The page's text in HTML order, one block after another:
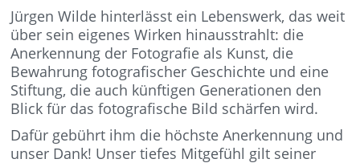
Jürgen Wilde hinterlässt ein Lebenswerk, das weit
über sein eigenes Wirken hinausstrahlt: die
Anerkennung der Fotografie als Kunst, die
Bewahrung fotografischer Geschichte und eine
Stiftung, die auch künftigen Generationen den
Blick für das fotografische Bild schärfen wird.
Dafür gebührt ihm die höchste Anerkennung und
unser Dank! Unser tiefes Mitgefühl gilt seiner